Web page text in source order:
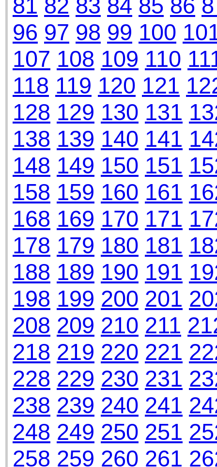
81 82 83 84 85 86
96 97 98 99 100
107 108 109 110
118 119 120 121
128 129 130 131
138 139 140 141
148 149 150 151
158 159 160 161
168 169 170 171
178 179 180 181
188 189 190 191
198 199 200 201
208 209 210 211
218 219 220 221
228 229 230 231
238 239 240 241
248 249 250 251
258 259 260 261